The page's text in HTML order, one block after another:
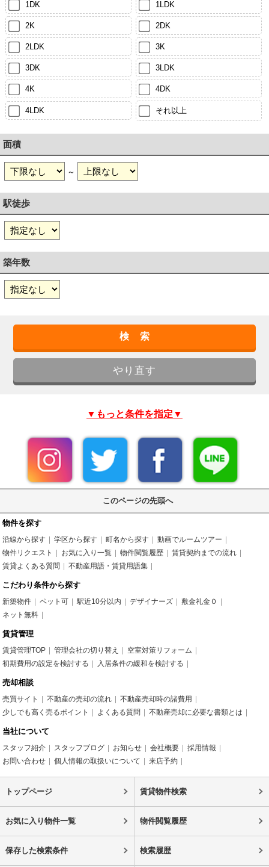
1DK 1LDK
2K 2DK
2LDK 3K
3DK 3LDK
4K 4DK
4LDK それ以上
面積
～
駅徒歩
築年数
▼もっと条件を指定▼
このページの先頭へ
物件を探す
沿線から探す 学区から探す 町名から探す
動画でルームツアー
物件リクエスト
お気に入り一覧 物件閲覧履歴
賃貸契約までの流れ
賃貸よくある質問
不動産用語・賃貸用語集
こだわり条件から探す
新築物件 ペット可 駅近10分以内 デザイナーズ
敷金礼金０
ネット無料
賃貸管理
賃貸管理TOP 管理会社の切り替え
空室対策リフォーム
初期費用の設定を検討する
入居条件の緩和を検討する
売却相談
売買サイト 不動産の売却の流れ
不動産売却時の諸費用
少しでも高く売るポイント
よくある質問 不動産売却に必要な書類とは
当社について
スタッフ紹介 スタッフブログ お知らせ 会社概要
採用情報
お問い合わせ
個人情報の取扱いについて 来店予約
トップページ 賃貸物件検索
お気に入り物件一覧 物件閲覧履歴
保存した検索条件 検索履歴